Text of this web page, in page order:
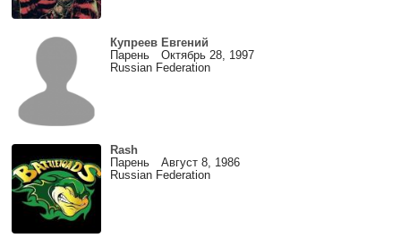
Купреев Евгений
Парень Октябрь 28, 1997
Russian Federation
Rash
Парень Август 8, 1986
Russian Federation